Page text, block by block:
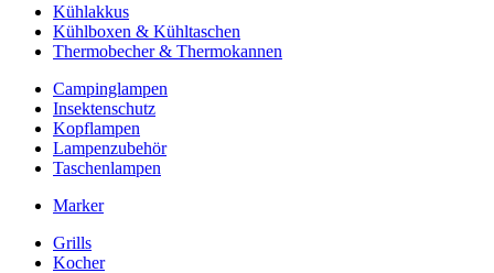
Kühlakkus
Kühlboxen & Kühltaschen
Thermobecher & Thermokannen
Campinglampen
Insektenschutz
Kopflampen
Lampenzubehör
Taschenlampen
Marker
Grills
Kocher